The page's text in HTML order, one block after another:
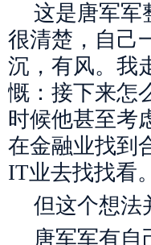
这是唐军军
很清楚，自己
沉，有风。我
慨：接下来怎
时候他甚至考
在金融业找到
IT业去找找看。
但这个想法
唐军军有